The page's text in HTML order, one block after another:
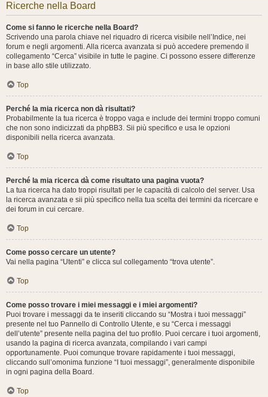
Ricerche nella Board
Come si fanno le ricerche nella Board?
Scrivendo una parola chiave nel riquadro di ricerca visibile nell’Indice, nei
forum e negli argomenti. Alla ricerca avanzata si può accedere premendo il
collegamento “Cerca” visibile in tutte le pagine. Ci possono essere differenze
in base allo stile utilizzato.
Top
Perché la mia ricerca non dà risultati?
Probabilmente la tua ricerca è troppo vaga e include dei termini troppo comuni
che non sono indicizzati da phpBB3. Sii più specifico e usa le opzioni
disponibili nella ricerca avanzata.
Top
Perché la mia ricerca dà come risultato una pagina vuota?
La tua ricerca ha dato troppi risultati per le capacità di calcolo del server. Usa
la ricerca avanzata e sii più specifico nella tua scelta dei termini da ricercare e
dei forum in cui cercare.
Top
Come posso cercare un utente?
Vai nella pagina “Utenti” e clicca sul collegamento “trova utente”.
Top
Come posso trovare i miei messaggi e i miei argomenti?
Puoi trovare i messaggi da te inseriti cliccando su “Mostra i tuoi messaggi”
presente nel tuo Pannello di Controllo Utente, e su “Cerca i messaggi
dell’utente” presente nella pagina del tuo profilo. Puoi cercare i tuoi argomenti,
usando la pagina di ricerca avanzata, compilando i vari campi
opportunamente. Puoi comunque trovare rapidamente i tuoi messaggi,
cliccando sull’omonima funzione “I tuoi messaggi”, generalmente disponibile
in ogni pagina della Board.
Top